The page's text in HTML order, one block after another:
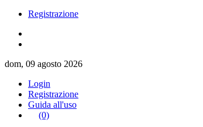
Registrazione
dom, 09 agosto 2026
Login
Registrazione
Guida all'uso
(0)